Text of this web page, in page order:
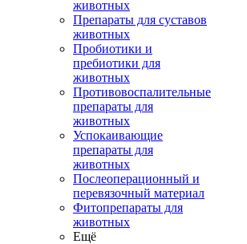
животных
Препараты для суставов
животных
Пробиотики и
пребиотики для
животных
Противовоспалительные
препараты для
животных
Успокаивающие
препараты для
животных
Послеоперационный и
перевязочный материал
Фитопрепараты для
животных
Ещё